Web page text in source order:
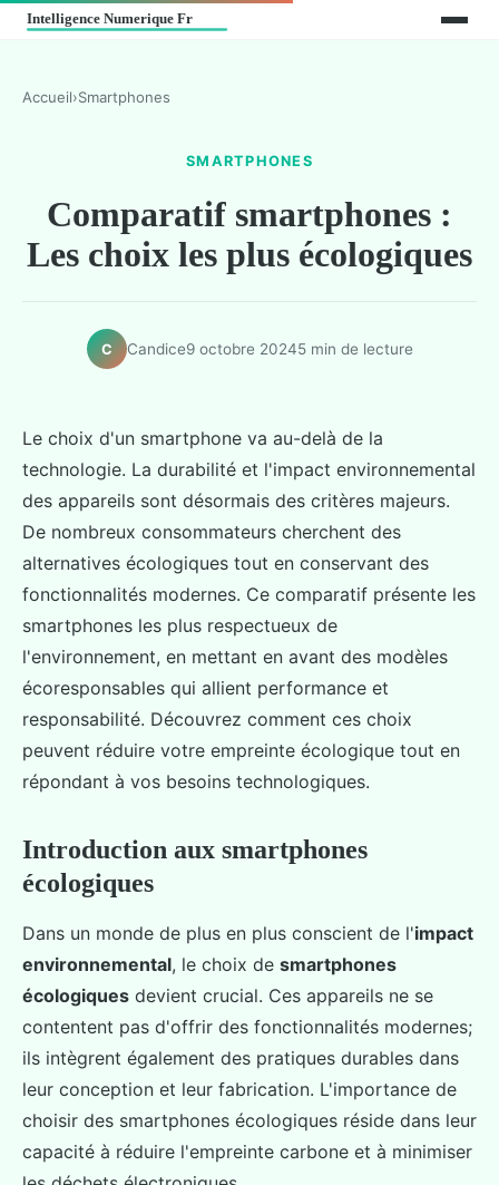
Accueil›Smartphones
SMARTPHONES
Comparatif smartphones :
Les choix les plus écologiques
C Candice9 octobre 20245 min de lecture
Le choix d'un smartphone va au-delà de la
technologie. La durabilité et l'impact environnemental
des appareils sont désormais des critères majeurs.
De nombreux consommateurs cherchent des
alternatives écologiques tout en conservant des
fonctionnalités modernes. Ce comparatif présente les
smartphones les plus respectueux de
l'environnement, en mettant en avant des modèles
écoresponsables qui allient performance et
responsabilité. Découvrez comment ces choix
peuvent réduire votre empreinte écologique tout en
répondant à vos besoins technologiques.
Introduction aux smartphones
écologiques
Dans un monde de plus en plus conscient de l'impact
environnemental, le choix de smartphones
écologiques devient crucial. Ces appareils ne se
contentent pas d'offrir des fonctionnalités modernes;
ils intègrent également des pratiques durables dans
leur conception et leur fabrication. L'importance de
choisir des smartphones écologiques réside dans leur
capacité à réduire l'empreinte carbone et à minimiser